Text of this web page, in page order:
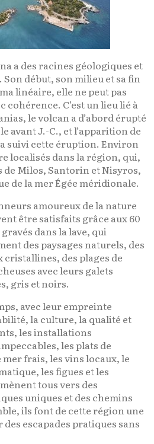
a des racines géologiques et
début, son milieu et sa fin
linéaire, elle ne peut pas
C’est un lieu lié à
le volcan a d’abord érupté
avant J.-C., et l’apparition de
suivi cette éruption. Environ
localisés dans la région, qui,
de Milos, Santorin et Nisyros,
de la mer Égée méridionale.
amoureux de la nature
être satisfaits grâce aux 60
dans la lave, qui
des paysages naturels, des
cristallines, des plages de
avec leurs galets
gris et noirs.
avec leur empreinte
la culture, la qualité et
les installations
les plats de
frais, les vins locaux, le
les figues et les
tous vers des
uniques et des chemins
ils font de cette région une
escapades pratiques sans